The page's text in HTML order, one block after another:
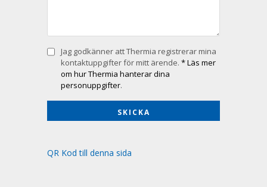
Jag godkänner att Thermia registrerar mina
kontaktuppgifter för mitt ärende. * Läs mer
om hur Thermia hanterar dina
personuppgifter.
QR Kod till denna sida